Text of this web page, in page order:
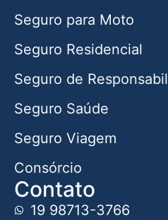
Seguro para Moto
Seguro Residencial
Seguro de
Seguro Saúde
Seguro Viagem
Consórcio
Contato
19 98713-3766